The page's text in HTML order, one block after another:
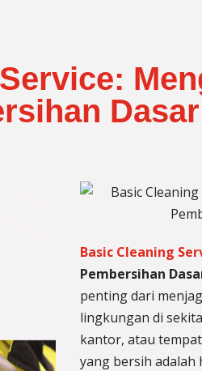
Dasar
Basic Cleaning
Pembersihan
penting dari
lingkungan di
kantor, atau
yang bersih adalah